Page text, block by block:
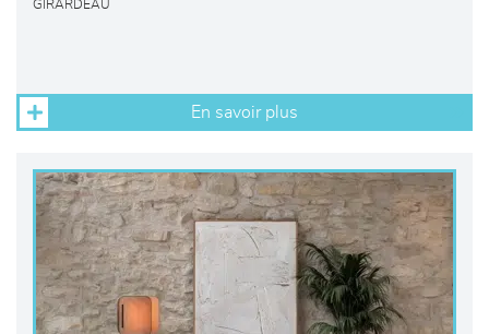
GIRARDEAU
En savoir plus